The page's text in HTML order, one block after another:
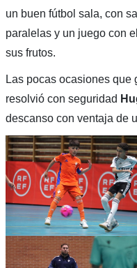
un buen fútbol sala, con
paralelas y un juego con
sus frutos.
Las pocas ocasiones que
resolvió con seguridad
descanso con ventaja de